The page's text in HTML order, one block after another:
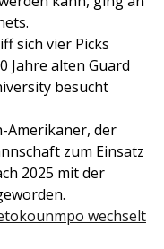
sich vier Picks
Jahre alten Guard
besucht
Amerikaner, der
zum Einsatz
2025 mit der
wechselt